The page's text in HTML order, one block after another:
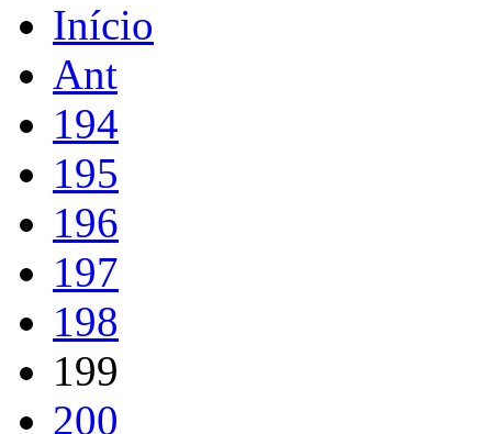
Início
Ant
194
195
196
197
198
199
200